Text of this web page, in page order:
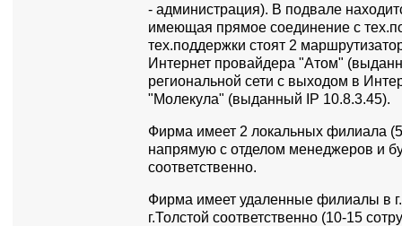
- администрация). В подвале
имеющая прямое соединение с
тех.поддержки стоят 2
Интернет провайдера "Атом"
региональной сети с выходом в
"Молекула" (выданный IP 10.8.3.45).
Фирма имеет 2 локальных филиала
напрямую с отделом менеджеров и
соответственно.
Фирма имеет удаленные филиалы в
г.Толстой соответственно (10-15